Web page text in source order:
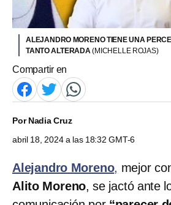
ALEJANDRO MORENO TIENE UNA
TANTO ALTERADA(MICHELLE ROJAS)
Compartir en
PorNadia Cruz
abril 18, 2024 a las 18:32 GMT-6
Alejandro Moreno, mejor
Alito Moreno, se jactó ante